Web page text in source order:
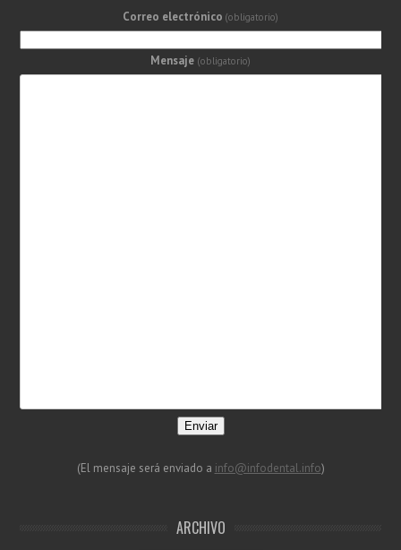
Correo electrónico (obligatorio)
Mensaje (obligatorio)
Enviar
(El mensaje será enviado a info@infodental.info)
ARCHIVO